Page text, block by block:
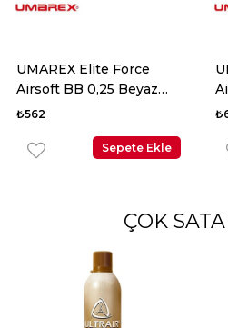
UMAREX Elite Force
Airsoft BB 0,25 Beyaz
2700 Adet
₺562
Sepete Ekle
ÇOK